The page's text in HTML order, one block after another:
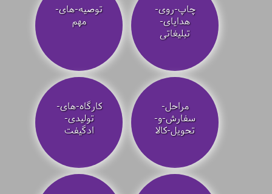
چاپ-روی-
هدایای-
تبلیغاتی
توصیه‌-های-
مهم
مراحل-
سفارش-و-
تحویل-کالا
کارگاه-های-
تولیدی-
ادگیفت